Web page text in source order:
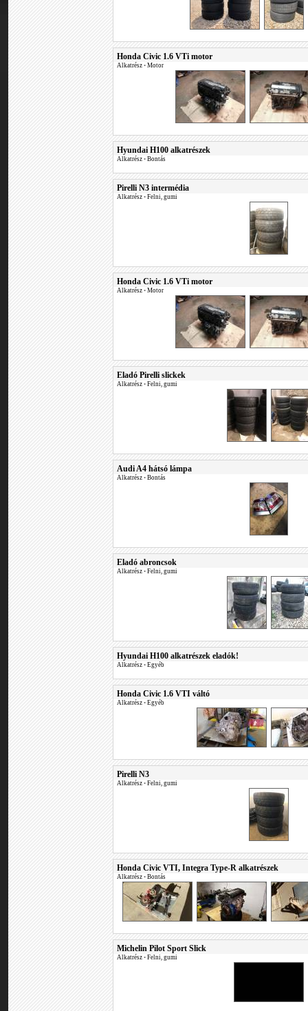
Honda Civic 1.6 VTi motor
Alkatrész • Motor
Hyundai H100 alkatrészek
Alkatrész • Bontás
Pirelli N3 intermédia
Alkatrész • Felni, gumi
Honda Civic 1.6 VTi motor
Alkatrész • Motor
Eladó Pirelli slickek
Alkatrész • Felni, gumi
Audi A4 hátsó lámpa
Alkatrész • Bontás
Eladó abroncsok
Alkatrész • Felni, gumi
Hyundai H100 alkatrészek eladók!
Alkatrész • Egyéb
Honda Civic 1.6 VTI váltó
Alkatrész • Egyéb
Pirelli N3
Alkatrész • Felni, gumi
Honda Civic VTI, Integra Type-R alkatrészek
Alkatrész • Bontás
Michelin Pilot Sport Slick
Alkatrész • Felni, gumi